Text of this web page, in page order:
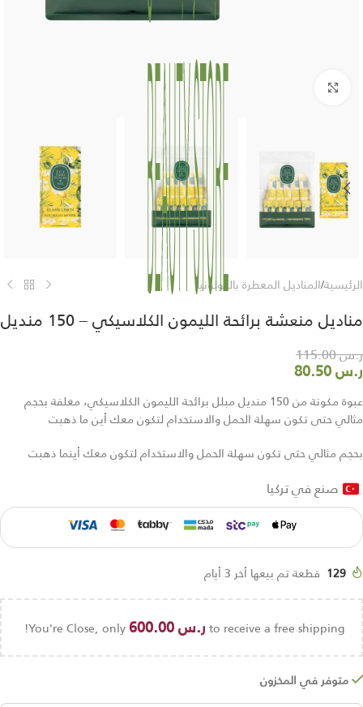
الرئيسية/المناديل المعطرة بالكولونيا
مناديل منعشة برائحة الليمون الكلاسيكي – 150 منديل
ر.س115.00
ر.س
عبوة مكونة من 150 منديل مبلل برائحة الليمون الكلاسيكي، مغلفة بحجم
مثالي حتى تكون سهلة الحمل والاستخدام لتكون معك أين ما ذهبت
بحجم مثالي حتى تكون سهلة الحمل والاستخدام لتكون معك أينما ذهبت
صنع في تركيا
129 قطعة تم بيعها أخر 3 أيام
You're Close, only ر.س to receive a free shipping!
متوفر في المخزون